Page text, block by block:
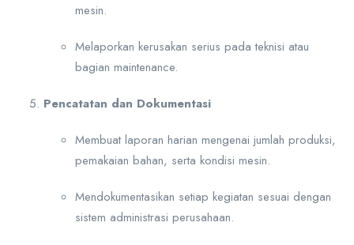
mesin.
Melaporkan kerusakan serius pada teknisi atau
bagian maintenance.
Pencatatan dan Dokumentasi
Membuat laporan harian mengenai jumlah produksi,
pemakaian bahan, serta kondisi mesin.
Mendokumentasikan setiap kegiatan sesuai dengan
sistem administrasi perusahaan.